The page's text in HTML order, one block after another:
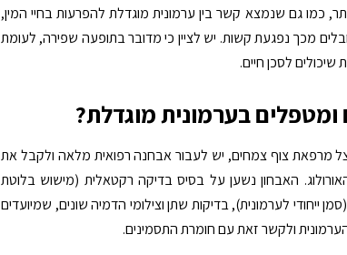
כמו גם שנמצא קשר בין ערמונית מוגדלת להפרעות בחיי המין,
מכך נפגעת קשות. יש לציין כי מדובר בתופעה שפירה, לעומת
שיכולים לסכן חיים.
בערמונית מוגדלת?
מרפאת צוף צמחים, יש לעבור אבחנה רפואית מלאה ולקבל את
האבחון נשען על בסיס בדיקה רקטאלית (מישוש בלוטת
הערמונית), בדיקות PSA (סמן ייחודי לערמונית), בדיקות שתן וצילומי הדמיה שונים, שמיועדים
ולקשר זאת עם חומרת התסמינים.